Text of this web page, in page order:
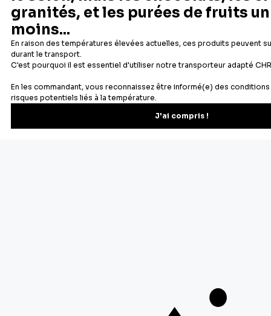
Fabricant français reconnu Offerte dès 69 € en point
Newsletter
Recevez les recettes, astuces et offres spéciales.